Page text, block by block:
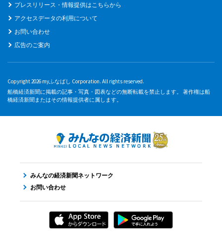
プレスリリース・情報提供はこちらから
アクセスデータの利用について
お問い合わせ
広告のご案内
Copyright 2026 myふなばし Corporation. All rights reserved.
船橋経済新聞に掲載の記事・写真・図表などの無断転載を禁止します。 著作権は船
橋経済新聞またはその情報提供者に属します。
みんなの経済新聞ネットワーク
お問い合わせ